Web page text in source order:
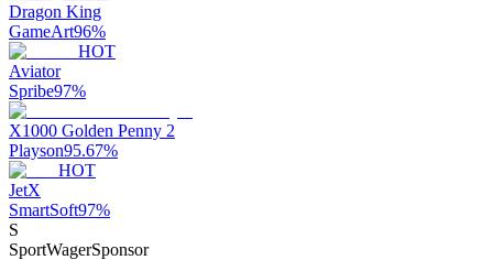
Dragon King
GameArt96%
HOT
Aviator
Spribe97%
X1000 Golden Penny 2
Playson95.67%
HOT
JetX
SmartSoft97%
S
SportWagerSponsor